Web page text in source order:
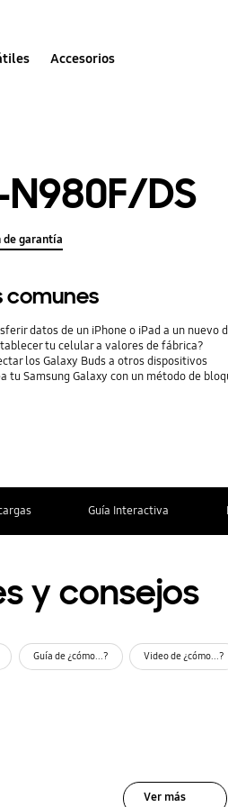
Accesorios
DS
garantía
comunes
datos de un iPhone o iPad a un nuevo
tu celular a valores de fábrica?
los Galaxy Buds a otros dispositivos
tu Samsung Galaxy con un método de
Guía Interactiva
y consejos
Guía de ¿cómo...? Video de ¿cómo...?
Ver más